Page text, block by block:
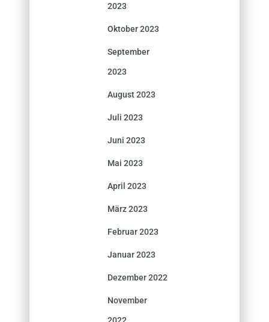
2023
Oktober 2023
September
2023
August 2023
Juli 2023
Juni 2023
Mai 2023
April 2023
März 2023
Februar 2023
Januar 2023
Dezember 2022
November